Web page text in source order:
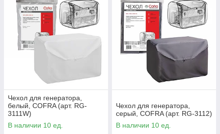
Чехол для генератора,
белый, COFRA (арт. RG-
3111W)
В наличии 10 ед.
Чехол для генератора,
серый, COFRA (арт. RG-3112)
В наличии 10 ед.